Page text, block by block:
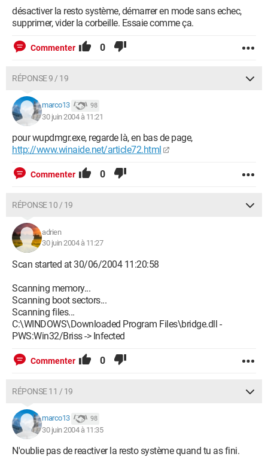
désactiver la resto système, démarrer en mode sans echec,
supprimer, vider la corbeille. Essaie comme ça.
Commenter 0
RÉPONSE 9 / 19
marco13 98
30 juin 2004 à 11:21
pour wupdmgr.exe, regarde là, en bas de page,
http://www.winaide.net/article72.html
Commenter 0
RÉPONSE 10 / 19
adrien
30 juin 2004 à 11:27
Scan started at 30/06/2004 11:20:58
Scanning memory...
Scanning boot sectors...
Scanning files...
C:\WINDOWS\Downloaded Program Files\bridge.dll -
PWS:Win32/Briss -> Infected
Commenter 0
RÉPONSE 11 / 19
marco13 98
30 juin 2004 à 11:35
N'oublie pas de reactiver la resto système quand tu as fini.